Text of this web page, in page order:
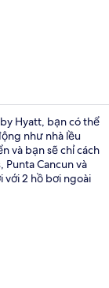
Hyatt, bạn có thể
như nhà lều
và bạn sẽ chỉ cách
Punta Cancun và
với 2 hồ bơi ngoài
tận hưởng
đạo. Chuyên
hàng và 3 quán
nổi bật khác tại
bộ trẻ em miễn
tình là những